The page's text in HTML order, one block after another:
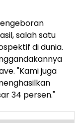
salah satu
di dunia.
"Kami juga
34 persen."